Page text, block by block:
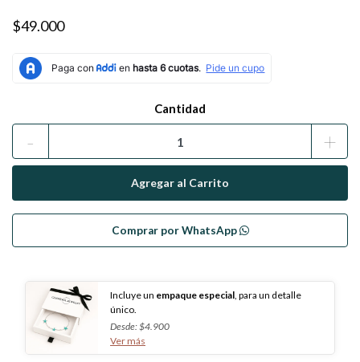
$49.000
Cantidad
- +
Comprar por WhatsApp
Incluye un empaque especial , para un detalle
único.
Desde: $4.900
Ver más